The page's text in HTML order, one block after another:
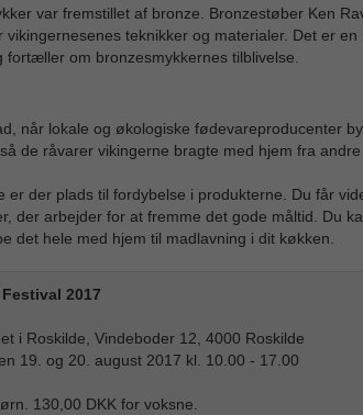
var fremstillet af bronze. Bronzestøber Ken
teknikker og materialer. Det er
om bronzesmykkernes tilblivelse.
når lokale og økologiske fødevareproducenter
de råvarer vikingerne bragte med hjem fra andre
er der plads til fordybelse i produkterne. Du får
der arbejder for at fremme det gode måltid. Du
det hele med hjem til madlavning i dit køkken.
2017
i Roskilde, Vindeboder 12, 4000 Roskilde
19. og 20. august 2017 kl. 10.00 - 17.00
130,00 DKK for voksne.